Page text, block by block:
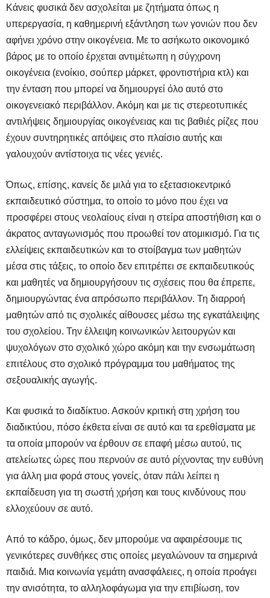
Κάνεις φυσικά δεν ασχολείται με ζητήματα όπως η
υπερεργασία, η καθημερινή εξάντληση των γονιών που δεν
αφήνει χρόνο στην οικογένεια. Με το ασήκωτο οικονομικό
βάρος με το οποίο έρχεται αντιμέτωπη η σύγχρονη
οικογένεια (ενοίκιο, σούπερ μάρκετ, φροντιστήρια κτλ) και
την ένταση που μπορεί να δημιουργεί όλο αυτό στο
οικογενειακό περιβάλλον. Ακόμη και με τις στερεοτυπικές
αντιλήψεις δημιουργίας οικογένειας και τις βαθιές ρίζες που
έχουν συντηρητικές απόψεις στο πλαίσιο αυτής και
γαλουχούν αντίστοιχα τις νέες γενιές.
Όπως, επίσης, κανείς δε μιλά για το εξετασιοκεντρικό
εκπαιδευτικό σύστημα, το οποίο το μόνο που έχει να
προσφέρει στους νεολαίους είναι η στείρα αποστήθιση και ο
άκρατος ανταγωνισμός που προωθεί τον ατομικισμό. Για τις
ελλείψεις εκπαιδευτικών και το στοίβαγμα των μαθητών
μέσα στις τάξεις, το οποίο δεν επιτρέπει σε εκπαιδευτικούς
και μαθητές να δημιουργήσουν τις σχέσεις που θα έπρεπε,
δημιουργώντας ένα απρόσωπο περιβάλλον. Τη διαρροή
μαθητών από τις σχολικές αίθουσες μέσω της εγκατάλειψης
του σχολείου. Την έλλειψη κοινωνικών λειτουργών και
ψυχολόγων στο σχολικό χώρο ακόμη και την ενσωμάτωση
επιτέλους στο σχολικό πρόγραμμα του μαθήματος της
σεξουαλικής αγωγής.
Και φυσικά το διαδίκτυο. Ασκούν κριτική στη χρήση του
διαδικτύου, πόσο έκθετα είναι σε αυτό και τα ερεθίσματα με
τα οποία μπορούν να έρθουν σε επαφή μέσω αυτού, τις
ατελείωτες ώρες που περνούν σε αυτό ρίχνοντας την ευθύνη
για άλλη μια φορά στους γονείς, όταν πάλι λείπει η
εκπαίδευση για τη σωστή χρήση και τους κινδύνους που
ελλοχεύουν σε αυτό.
Από το κάδρο, όμως, δεν μπορούμε να αφαιρέσουμε τις
γενικότερες συνθήκες στις οποίες μεγαλώνουν τα σημερινά
παιδιά. Μια κοινωνία γεμάτη ανασφάλειες, η οποία προάγει
την ανισότητα, το αλληλοφάγωμα για την επιβίωση, τον